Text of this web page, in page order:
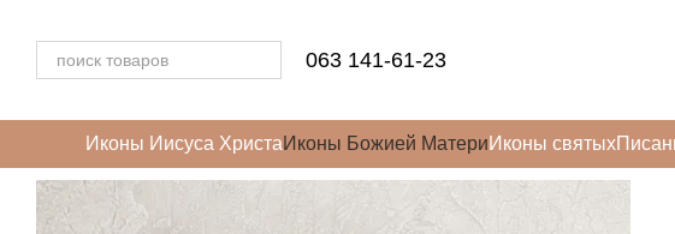
063 141-61-23
Иконы Иисуса ХристаИконы Божией МатериИконы святых